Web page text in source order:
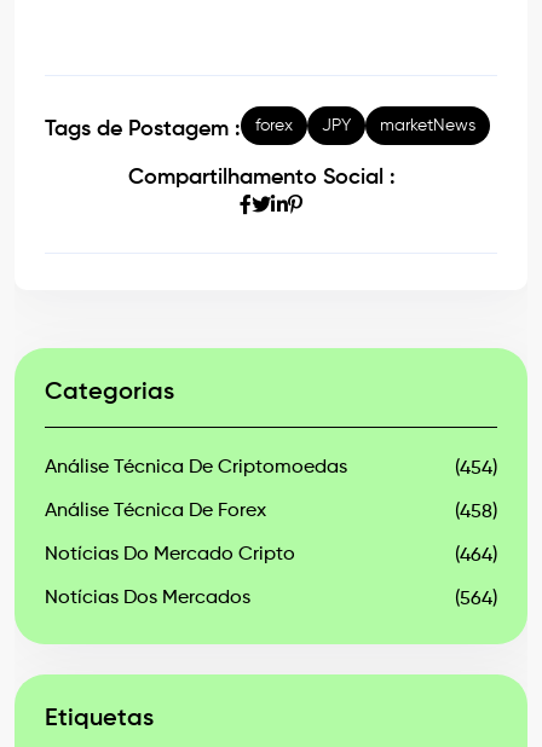
Tags de Postagem : forex JPY marketNews
Compartilhamento Social :
Categorias
Análise Técnica De Criptomoedas (454)
Análise Técnica De Forex (458)
Notícias Do Mercado Cripto (464)
Notícias Dos Mercados (564)
Etiquetas